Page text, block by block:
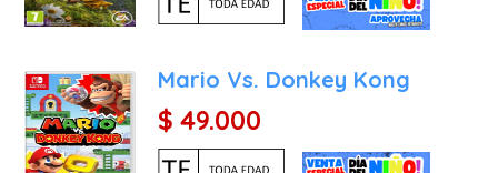
Mario Vs. Donkey Kong
$ 49.000